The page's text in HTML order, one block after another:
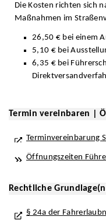
Die Kosten richten sich
Maßnahmen im
26,50 € bei einem
5,10 € bei
6,35 € bei
Termin vereinbaren |
Terminvereinbarung
Öffnungszeiten
Rechtliche
§ 24a der